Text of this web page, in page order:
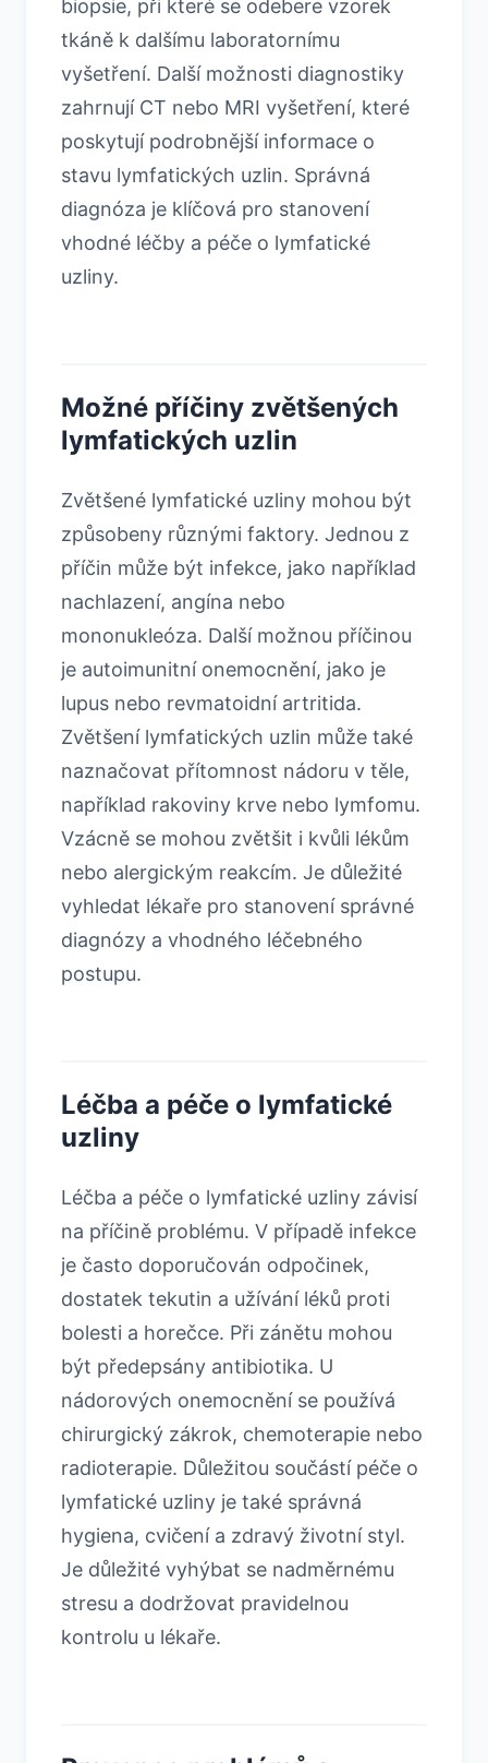
biopsie, při které se odebere vzorek
tkáně k dalšímu laboratornímu
vyšetření. Další možnosti diagnostiky
zahrnují CT nebo MRI vyšetření, které
poskytují podrobnější informace o
stavu lymfatických uzlin. Správná
diagnóza je klíčová pro stanovení
vhodné léčby a péče o lymfatické
uzliny.
Možné příčiny zvětšených
lymfatických uzlin
Zvětšené lymfatické uzliny mohou být
způsobeny různými faktory. Jednou z
příčin může být infekce, jako například
nachlazení, angína nebo
mononukleóza. Další možnou příčinou
je autoimunitní onemocnění, jako je
lupus nebo revmatoidní artritida.
Zvětšení lymfatických uzlin může také
naznačovat přítomnost nádoru v těle,
například rakoviny krve nebo lymfomu.
Vzácně se mohou zvětšit i kvůli lékům
nebo alergickým reakcím. Je důležité
vyhledat lékaře pro stanovení správné
diagnózy a vhodného léčebného
postupu.
Léčba a péče o lymfatické
uzliny
Léčba a péče o lymfatické uzliny závisí
na příčině problému. V případě infekce
je často doporučován odpočinek,
dostatek tekutin a užívání léků proti
bolesti a horečce. Při zánětu mohou
být předepsány antibiotika. U
nádorových onemocnění se používá
chirurgický zákrok, chemoterapie nebo
radioterapie. Důležitou součástí péče o
lymfatické uzliny je také správná
hygiena, cvičení a zdravý životní styl.
Je důležité vyhýbat se nadměrnému
stresu a dodržovat pravidelnou
kontrolu u lékaře.